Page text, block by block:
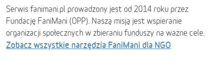
Serwis fanimani.pl prowadzony jest od 2014 roku przez
Fundację FaniMani (OPP). Naszą misją jest wspieranie
organizacji społecznych w zbieraniu funduszy na ważne cele.
Zobacz wszystkie narzędzia FaniMani dla NGO